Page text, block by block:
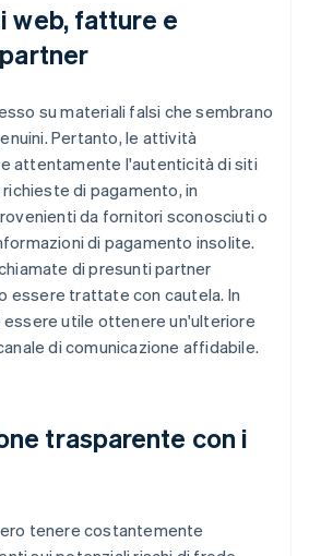
web, fatture e
su materiali falsi che sembrano
Pertanto, le attività
attentamente l'autenticità di siti
di pagamento, in
da fornitori sconosciuti o
di pagamento insolite.
di presunti partner
essere trattate con cautela. In
essere utile ottenere un'ulteriore
di comunicazione affidabile.
trasparente con i
tenere costantemente